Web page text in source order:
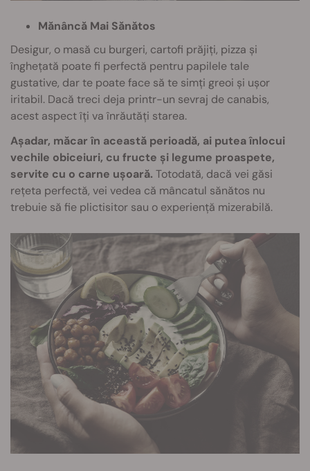
Mănâncă Mai Sănătos
Desigur, o masă cu burgeri, cartofi prăjiți, pizza și
înghețată poate fi perfectă pentru papilele tale
gustative, dar te poate face să te simți greoi și ușor
iritabil. Dacă treci deja printr-un sevraj de canabis,
acest aspect îți va înrăutăți starea.
Așadar, măcar în această perioadă, ai putea înlocui
vechile obiceiuri, cu fructe și legume proaspete,
servite cu o carne ușoară. Totodată, dacă vei găsi
rețeta perfectă, vei vedea că mâncatul sănătos nu
trebuie să fie plictisitor sau o experiență mizerabilă.